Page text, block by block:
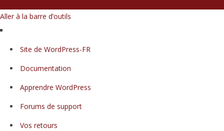
Aller à la barre d’outils
WordPress
Site de WordPress-FR
Documentation
Apprendre WordPress
Forums de support
Vos retours